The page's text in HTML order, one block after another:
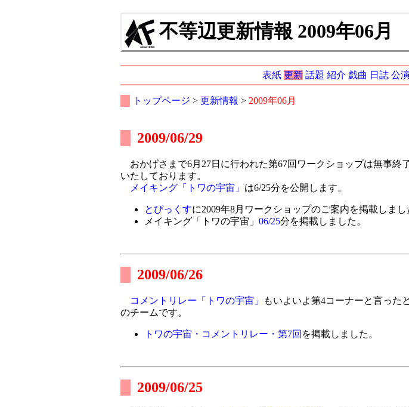
不等辺更新情報 2009年06月
表紙 更新 話題 紹介 戯曲 日誌 公
トップページ > 更新情報 > 2009年06月
2009/06/29
おかげさまで6月27日に行われた第67回ワークショップは無事終
いたしております。
メイキング「トワの宇宙」 は6/25分を公開します。
とぴっくすに2009年8月ワークショップのご案内を掲載しまし
メイキング「トワの宇宙」 06/25分を掲載しました。
2009/06/26
コメントリレー「トワの宇宙」
もいよいよ第4コーナーと言った
のチームです。
トワの宇宙・コメントリレー・第7回 を掲載しました。
2009/06/25